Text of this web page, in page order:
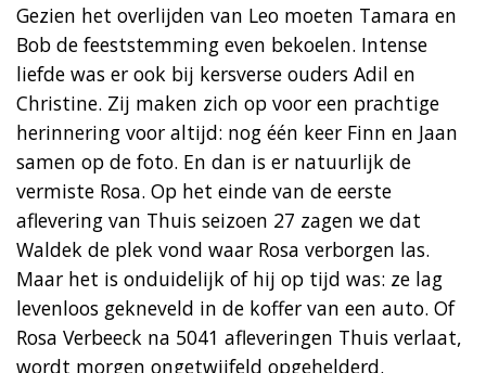
Gezien het overlijden van Leo moeten Tamara en
Bob de feeststemming even bekoelen. Intense
liefde was er ook bij kersverse ouders Adil en
Christine. Zij maken zich op voor een prachtige
herinnering voor altijd: nog één keer Finn en Jaan
samen op de foto. En dan is er natuurlijk de
vermiste Rosa. Op het einde van de eerste
aflevering van Thuis seizoen 27 zagen we dat
Waldek de plek vond waar Rosa verborgen las.
Maar het is onduidelijk of hij op tijd was: ze lag
levenloos gekneveld in de koffer van een auto. Of
Rosa Verbeeck na 5041 afleveringen Thuis verlaat,
wordt morgen ongetwijfeld opgehelderd.